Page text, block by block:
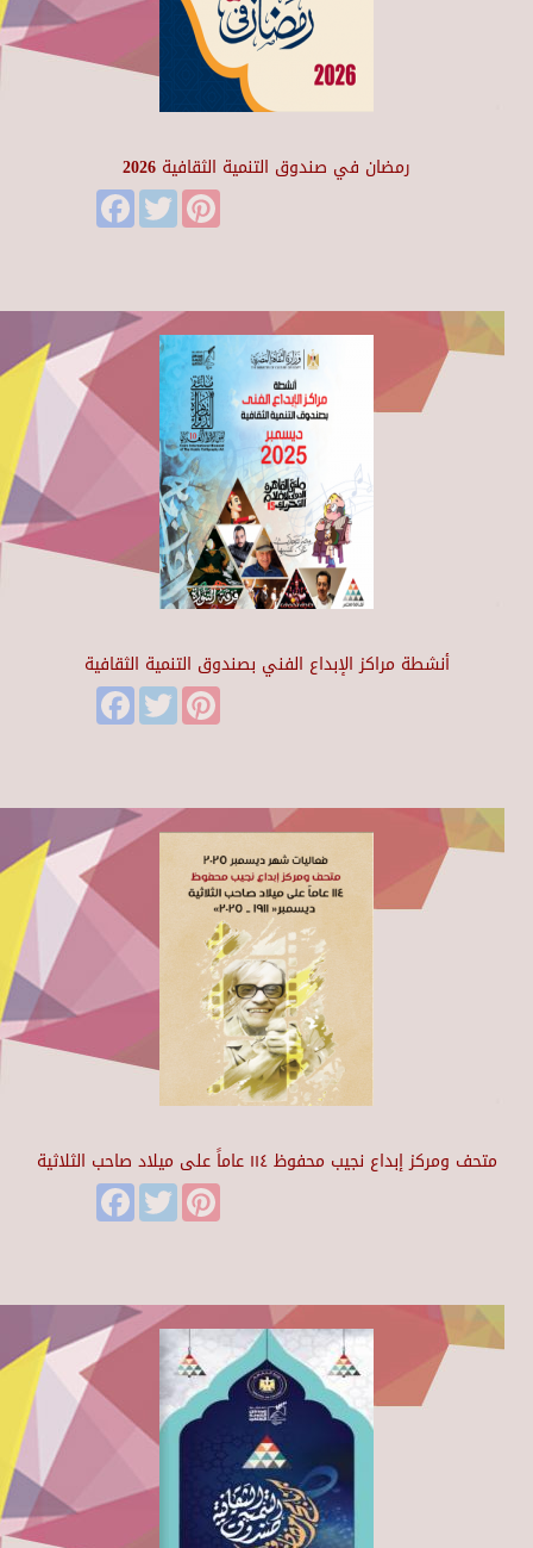
رمضان في صندوق التنمية الثقافية 2026
FacebookTwitter
أنشطة مراكز الإبداع الفني بصندوق التنمية الثقافية
FacebookTwitter
متحف ومركز إبداع نجيب محفوظ ١١٤ عاماً على ميلاد صاحب الثلاثية
FacebookTwitter